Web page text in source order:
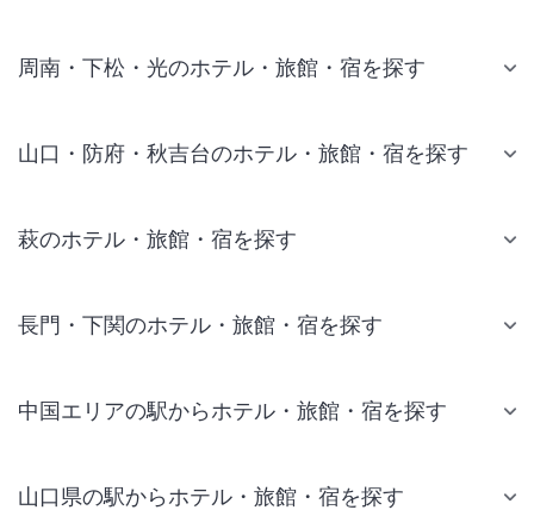
周南・下松・光のホテル・旅館・宿を探す
山口・防府・秋吉台のホテル・旅館・宿を探す
萩のホテル・旅館・宿を探す
長門・下関のホテル・旅館・宿を探す
中国エリアの駅からホテル・旅館・宿を探す
山口県の駅からホテル・旅館・宿を探す